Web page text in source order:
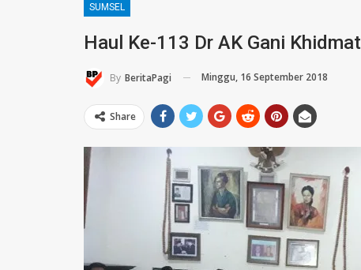
SUMSEL
Haul Ke-113 Dr AK Gani Khidmat
By BeritaPagi Minggu, 16 September 2018
Share